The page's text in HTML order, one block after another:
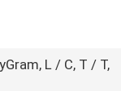
L / C, T / T,